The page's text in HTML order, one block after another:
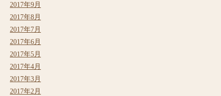
2017年9月
2017年8月
2017年7月
2017年6月
2017年5月
2017年4月
2017年3月
2017年2月